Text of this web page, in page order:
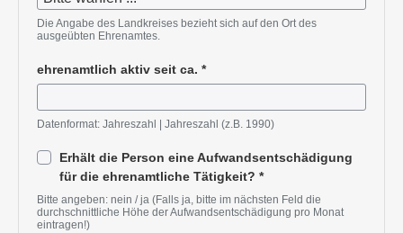
Pflichtangabe
Die Angabe des Landkreises bezieht sich auf den Ort des
ausgeübten Ehrenamtes.
ehrenamtlich aktiv seit ca. *
Pflichtangabe
Datenformat: Jahreszahl Jahreszahl (z.B. 1990)
Erhält die Person eine Aufwandsentschädigung
für die ehrenamtliche Tätigkeit? *
Pflichtangabe
Bitte angeben: nein / ja (Falls ja, bitte im nächsten Feld die
durchschnittliche Höhe der Aufwandsentschädigung pro Monat
eintragen!)